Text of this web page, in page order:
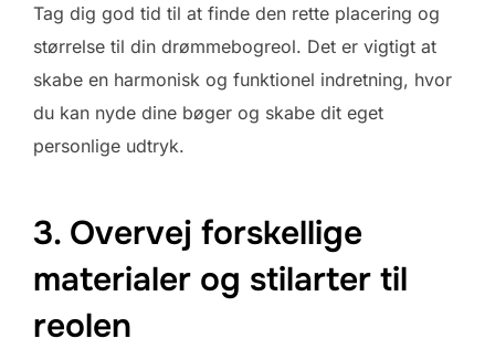
Tag dig god tid til at finde den rette placering og
størrelse til din drømmebogreol. Det er vigtigt at
skabe en harmonisk og funktionel indretning, hvor
du kan nyde dine bøger og skabe dit eget
personlige udtryk.
3. Overvej forskellige
materialer og stilarter til
reolen